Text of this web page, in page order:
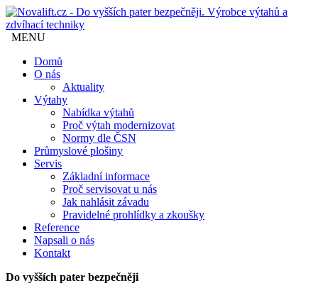
MENU
Domů
O nás
Aktuality
Výtahy
Nabídka výtahů
Proč výtah modernizovat
Normy dle ČSN
Průmyslové plošiny
Servis
Základní informace
Proč servisovat u nás
Jak nahlásit závadu
Pravidelné prohlídky a zkoušky
Reference
Napsali o nás
Kontakt
Do vyšších pater bezpečněji